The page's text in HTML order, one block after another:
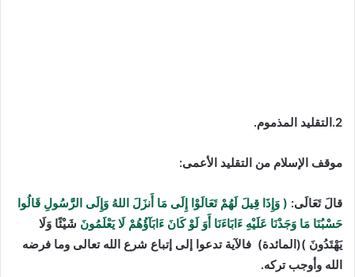
2.التقليد المذموم.
موقف الإسلام من التقليد الأعمى:
قالَ تَعَالَى: ( وَإِذَا قِيلَ لَهُمْ تَعَالَوْا إِلَى مَا أَنزَلَ اللهُ وَإِلَى الرَّسُولِ قَالُوا
حَسْبُنَا مَا وَجَدْنَا عَلَيْهِ ءَابَاءَنَا أَوَ لَوْ كَانَ ءَابَآؤُهُمْ لَا يَعْلَمُونَ شَيْئًا وَلَا
يَهْتَدُونَ )(المائدة) فالآيةتدعوا إلى إتباع شرع الله تعالى وما فرضه
الله وأوجب تركه.